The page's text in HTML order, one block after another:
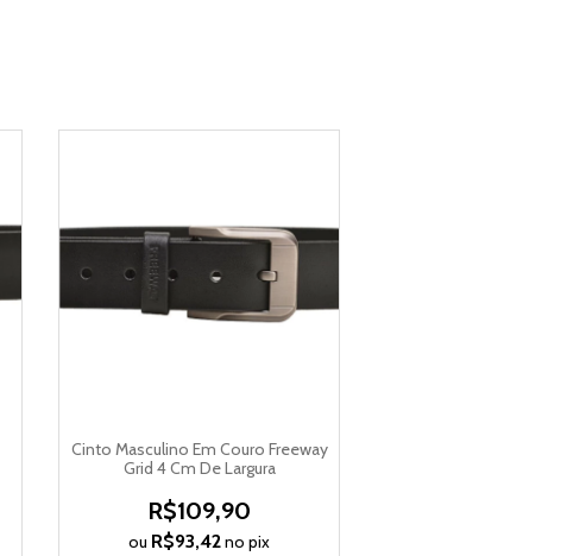
Cinto Masculino Em Couro Freeway
Grid 4 Cm De Largura
R$109,90
ou R$93,42no pix